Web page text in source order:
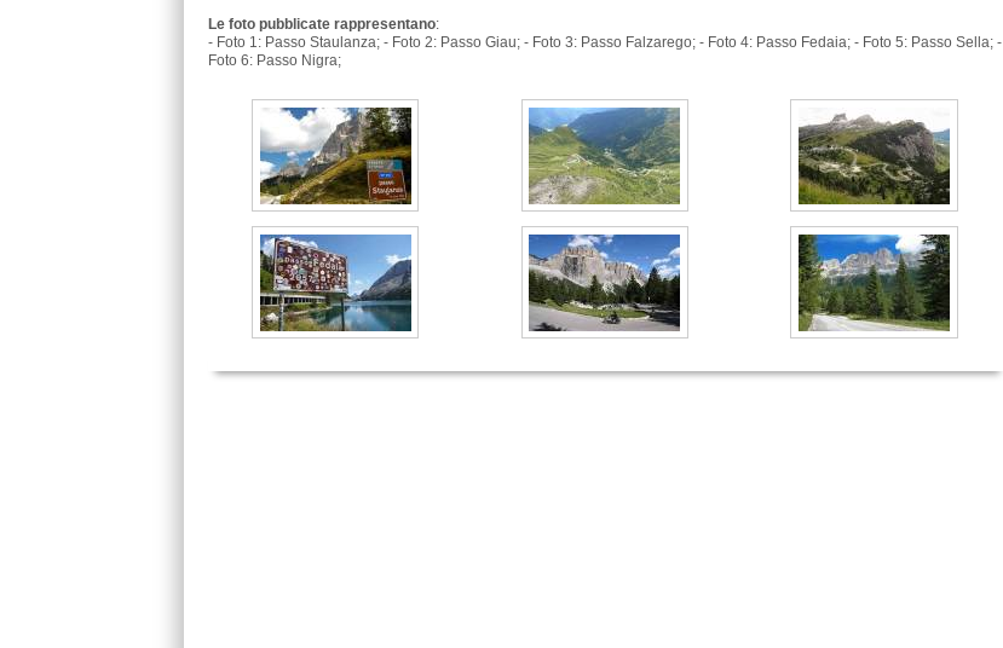
Le foto pubblicate rappresentano:
- Foto 1: Passo Staulanza; - Foto 2: Passo Giau; - Foto 3: Passo Falzarego; - Foto 4: Passo Fedaia; - Foto 5: Passo Sella; -
Foto 6: Passo Nigra;